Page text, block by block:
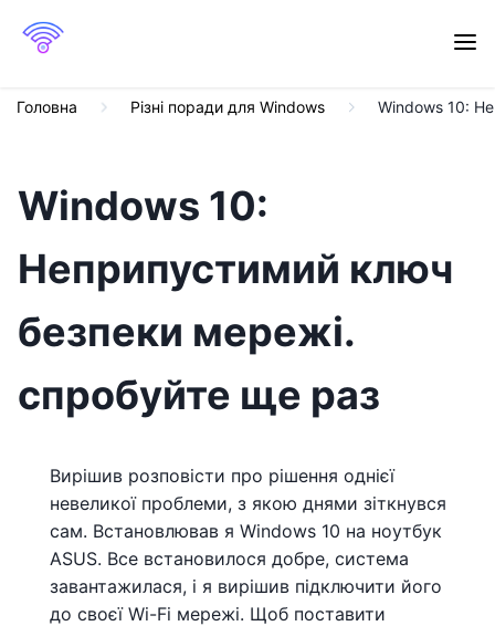
Головна Різні поради для Windows Windows 10:
Windows 10:
Неприпустимий ключ
безпеки мережі.
спробуйте ще раз
Вирішив розповісти про рішення однієї
невеликої проблеми, з якою днями зіткнувся
сам. Встановлював я Windows 10 на ноутбук
ASUS. Все встановилося добре, система
завантажилася, і я вирішив підключити його
до своєї Wi-Fi мережі. Щоб поставити